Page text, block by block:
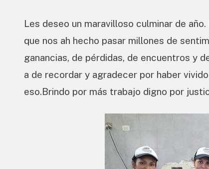
Les deseo un maravilloso culminar de
que nos ah hecho pasar millones de
ganancias, de pérdidas, de encuentros y
a de recordar y agradecer por haber
eso.Brindo por más trabajo digno por